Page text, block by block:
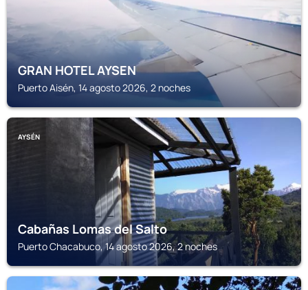
GRAN HOTEL AYSEN
Puerto Aisén, 14 agosto 2026, 2 noches
AYSÉN
Cabañas Lomas del Salto
Puerto Chacabuco, 14 agosto 2026, 2 noches